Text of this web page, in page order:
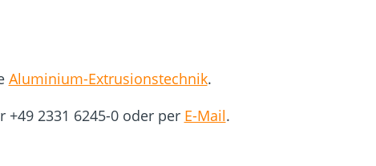
Aluminium-Extrusionstechnik.
2331 6245-0 oder per E-Mail.